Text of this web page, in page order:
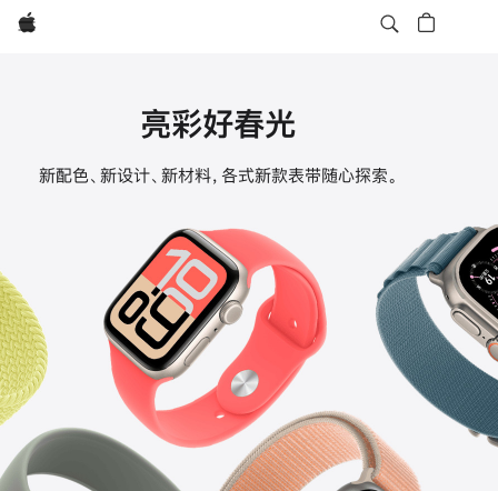
Apple
Apple
带
亮彩好春光
新配色、新设计、新材料，各式新款表带随心探索。